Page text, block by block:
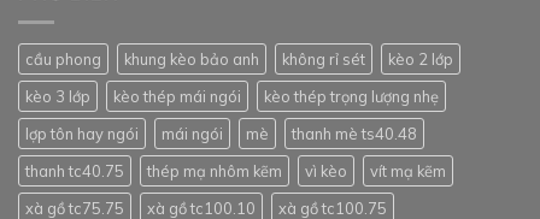
hộp?
được
ngói
không?
mái
ngói?
cầu phong khung kèo bảo anh không rỉ sét
kèo 2 lớp
kèo 3 lớp
kèo thép mái ngói
kèo thép trọng lượng nhẹ
lợp tôn hay ngói
mái ngói mè
thanh mè ts40.48
thanh tc40.75
thép mạ nhôm kẽm vì kèo
vít mạ kẽm
xà gồ tc75.75
xà gồ tc100.10 xà gồ tc100.75